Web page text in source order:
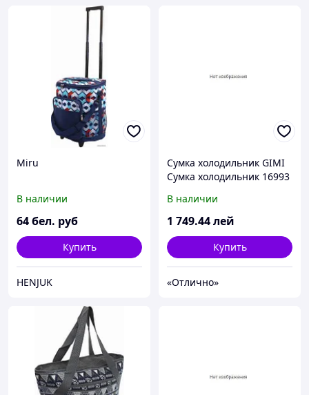
Miru
В наличии
64бел. руб
Купить
HENJUK
Сумка холодильник GIMI
Сумка холодильник 16993
В наличии
1 749.44лей
Купить
«Отлично»